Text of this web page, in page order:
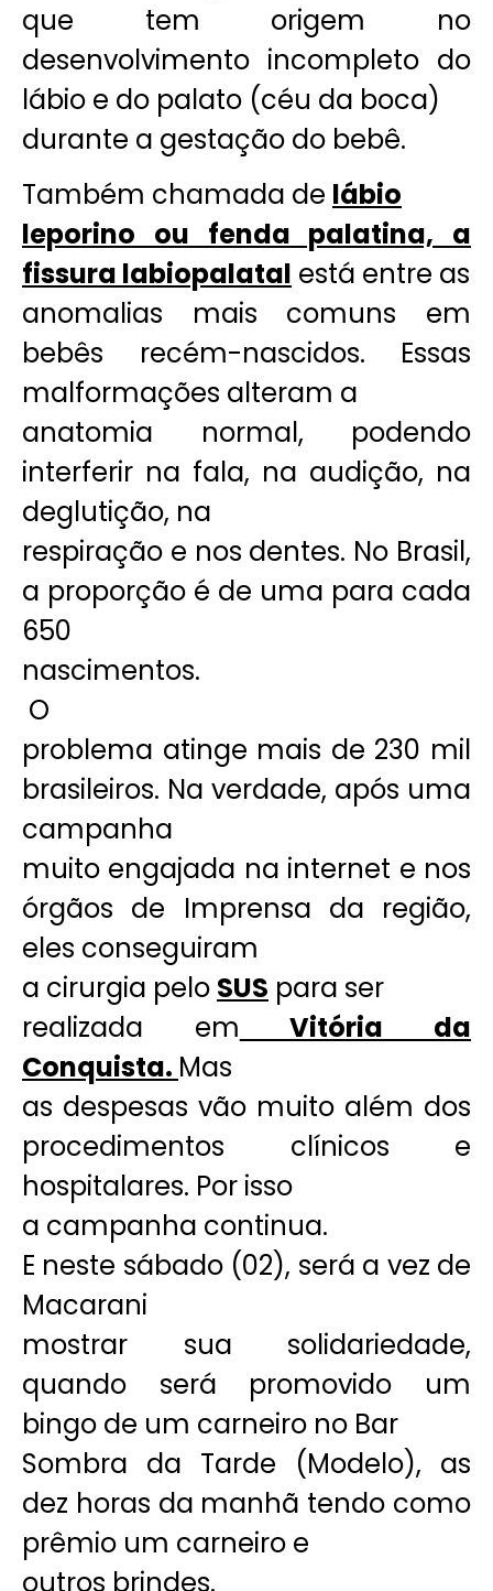
que tem origem no
desenvolvimento incompleto do
lábio e do palato (céu da boca)
durante a gestação do bebê.
Também chamada de lábio
leporino ou fenda palatina, a
fissura labiopalatal está entre as
anomalias mais comuns em
bebês recém-nascidos. Essas
malformações alteram a
anatomia normal, podendo
interferir na fala, na audição, na
deglutição, na
respiração e nos dentes. No Brasil,
a proporção é de uma para cada
650
nascimentos.
O
problema atinge mais de 230 mil
brasileiros. Na verdade, após uma
campanha
muito engajada na internet e nos
órgãos de Imprensa da região,
eles conseguiram
a cirurgia pelo SUS para ser
realizada em Vitória da
Conquista. Mas
as despesas vão muito além dos
procedimentos clínicos e
hospitalares. Por isso
a campanha continua.
E neste sábado (02), será a vez de
Macarani
mostrar sua solidariedade,
quando será promovido um
bingo de um carneiro no Bar
Sombra da Tarde (Modelo), as
dez horas da manhã tendo como
prêmio um carneiro e
outros brindes.